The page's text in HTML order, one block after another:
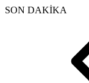
SON DAKİKA